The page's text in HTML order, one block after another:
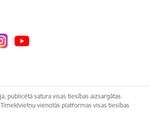
publicētā satura visas tiesības aizsargātas.
vienotās platformas visas tiesības